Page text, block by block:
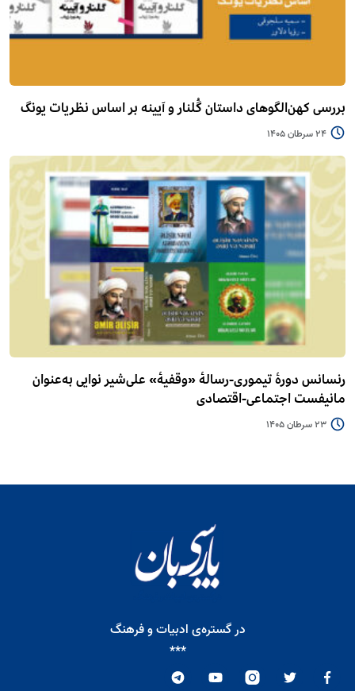
بررسی کهن‌الگوهای داستان گُلنار و آیینه بر اساس نظریات یونگ
24 سرطان 1405
رنسانس دورۀ تیموری-رسالۀ «وقفیۀ» علی‌شیر نوایی به‌عنوان
مانیفست اجتماعی-اقتصادی
23 سرطان 1405
در گستره‌ی ادبیات و فرهنگ
***